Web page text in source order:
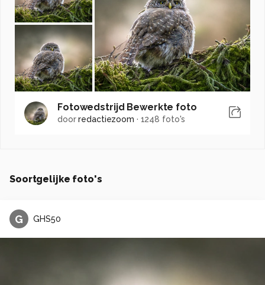
Fotowedstrijd Bewerkte foto
doorredactiezoom · 1248 foto's
Soortgelijke foto's
G GHS50